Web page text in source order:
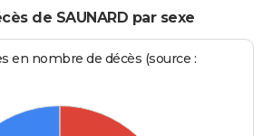
de SAUNARD par sexe
en nombre de décès (source :